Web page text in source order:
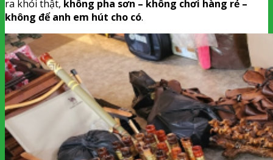
ra khói thật, không pha sơn – không chơi hàng rẻ –
không để anh em hút cho có.